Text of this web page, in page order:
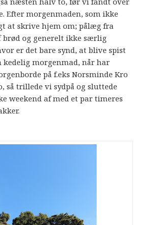
Efter morgenmaden, som ikke
at skrive hjem om; pålæg fra
brød og generelt ikke særlig
er det bare synd, at blive spist
kedelig morgenmad, når har
på f.eks Norsminde Kro
så trillede vi sydpå og sluttede
weekend af med et par timeres